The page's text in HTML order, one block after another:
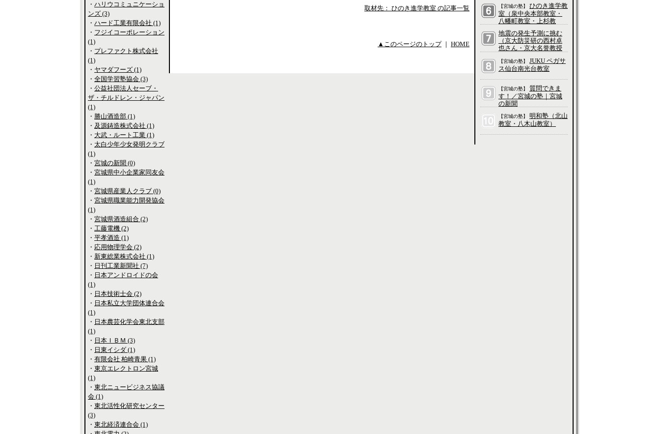
取材先： ひのき進学教室 の記事一覧
▲このページのトップ｜ HOME
・ ハリウコミュニケーショ
ンズ (3)
・ ハード工業有限会社 (1)
・ フジイコーポレーション
(1)
・ プレファクト株式会社
(1)
・ ヤマダフーズ (1)
・ 全国学習塾協会 (3)
・ 公益社団法人セーブ・
ザ・チルドレン・ジャパン
(1)
・ 勝山酒造部 (1)
・ 及源鋳造株式会社 (1)
・ 大武・ルート工業 (1)
・ 太白少年少女発明クラブ
(1)
・ 宮城の新聞 (0)
・ 宮城県中小企業家同友会
(1)
・ 宮城県産業人クラブ (0)
・ 宮城県職業能力開発協会
(1)
・ 宮城県酒造組合 (2)
・ 工藤電機 (2)
・ 平孝酒造 (1)
・ 応用物理学会 (2)
・ 新東総業株式会社 (1)
・ 日刊工業新聞社 (7)
・ 日本アンドロイドの会
(1)
・ 日本技術士会 (2)
・ 日本私立大学団体連合会
(1)
・ 日本農芸化学会東北支部
(1)
・ 日本ＩＢＭ (3)
・ 日東イシダ (1)
・ 有限会社 柏崎青果 (1)
・ 東京エレクトロン宮城
(1)
・ 東北ニュービジネス協議
会 (1)
・ 東北活性化研究センター
(3)
・ 東北経済連合会 (1)
【宮城の塾】
ひのき進学教
室（泉中央本部教室・
八幡町教室・上杉教
室・五橋教室・長町教
室・愛子教室・吉成教
室・大和町教室、他）
地震の発生予測に挑む
（京大防災研の西村卓
也さん・京大名誉教授
く）／科学って、そも
そもなんだろう？
【宮城の塾】
JUKU ペガサ
ス仙台南光台教室
【宮城の塾】
質問できま
す！／宮城の塾｜宮城
の新聞
【宮城の塾】
明和塾（北山
教室・八木山教室）